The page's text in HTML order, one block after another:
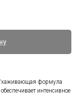
формула
интенсивное